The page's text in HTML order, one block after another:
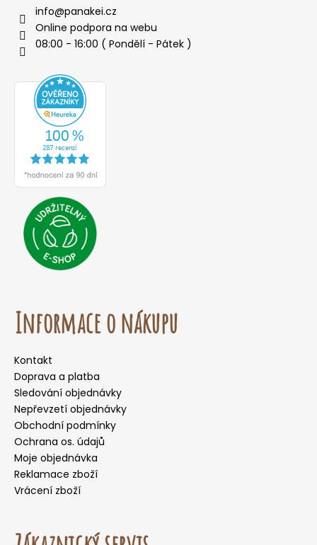
info@panakei.cz
Online podpora na webu
08:00 - 16:00 ( Pondělí - Pátek )
Informace o nákupu
Kontakt
Doprava a platba
Sledování objednávky
Nepřevzetí objednávky
Obchodní podmínky
Ochrana os. údajů
Moje objednávka
Reklamace zboží
Vrácení zboží